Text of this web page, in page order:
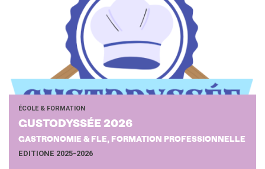
ÉCOLE & FORMATION
GUS­TO­DYS­SÉE 2026
GASTRONOMIE & FLE, FORMATION PROFESSIONNELLE
EDITIONE 2025-2026